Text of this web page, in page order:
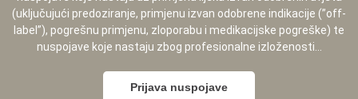
(uključujući predoziranje, primjenu izvan odobrene indikacije (”off-
label”), pogrešnu primjenu, zloporabu i medikacijske pogreške) te
nuspojave koje nastaju zbog profesionalne izloženosti...
Prijava nuspojave